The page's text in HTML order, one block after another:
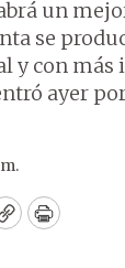
un
se
y con más
ayer
CopyPrint